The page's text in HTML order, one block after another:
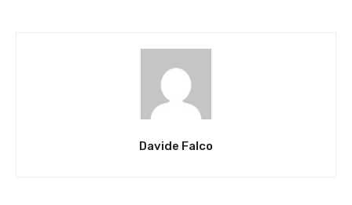
Davide Falco